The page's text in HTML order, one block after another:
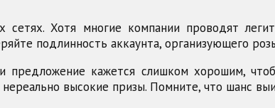
Хотя многие компании проводят
подлинность аккаунта, организующего
предложение кажется слишком хорошим,
высокие призы. Помните, что шанс